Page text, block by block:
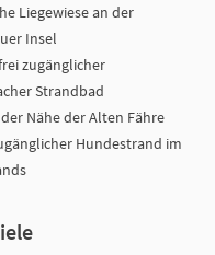
Liegewiese an der
Insel
zugänglicher
Strandbad
Nähe der Alten Fähre
Hundestrand im